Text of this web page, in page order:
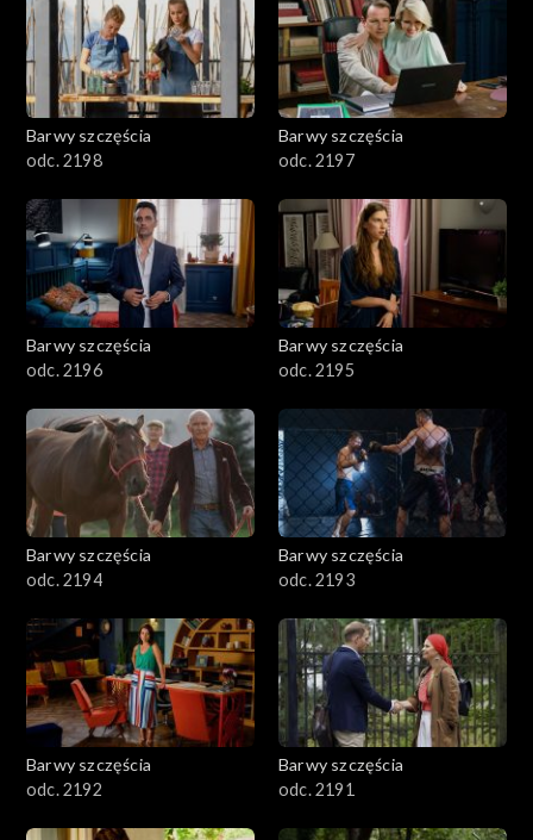
2801–2900
2701–2800
2501–2600
2401–2500
2301–2400
2201–2300
2101–2200
2001–2100
1801–1900
1701–1800
1601–1700
1501–1600
Barwy szczęścia
odc. 2198
Barwy szczęścia
odc. 2197
Barwy szczęścia
odc. 2196
Barwy szczęścia
odc. 2195
Barwy szczęścia
odc. 2194
Barwy szczęścia
odc. 2193
Barwy szczęścia
odc. 2192
Barwy szczęścia
odc. 2191